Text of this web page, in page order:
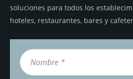
soluciones para todos los
hoteles, restaurantes, bares y